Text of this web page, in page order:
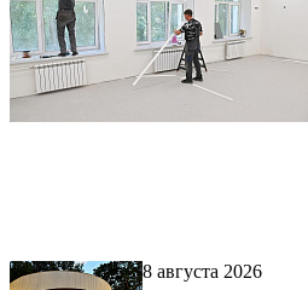
8 августа 2026